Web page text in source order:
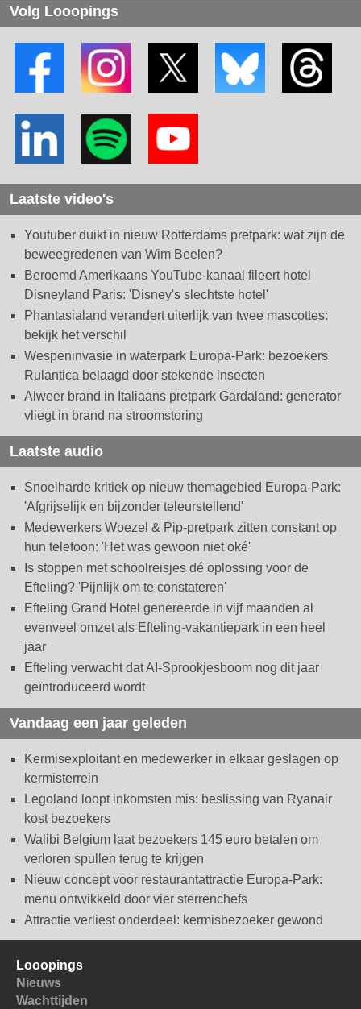
Volg Looopings
Laatste video's
Youtuber duikt in nieuw Rotterdams pretpark: wat zijn de
beweegredenen van Wim Beelen?
Beroemd Amerikaans YouTube-kanaal fileert hotel
Disneyland Paris: 'Disney's slechtste hotel'
Phantasialand verandert uiterlijk van twee mascottes:
bekijk het verschil
Wespeninvasie in waterpark Europa-Park: bezoekers
Rulantica belaagd door stekende insecten
Alweer brand in Italiaans pretpark Gardaland: generator
vliegt in brand na stroomstoring
Laatste audio
Snoeiharde kritiek op nieuw themagebied Europa-Park:
'Afgrijselijk en bijzonder teleurstellend'
Medewerkers Woezel & Pip-pretpark zitten constant op
hun telefoon: 'Het was gewoon niet oké'
Is stoppen met schoolreisjes dé oplossing voor de
Efteling? 'Pijnlijk om te constateren'
Efteling Grand Hotel genereerde in vijf maanden al
evenveel omzet als Efteling-vakantiepark in een heel
jaar
Efteling verwacht dat AI-Sprookjesboom nog dit jaar
geïntroduceerd wordt
Vandaag een jaar geleden
Kermisexploitant en medewerker in elkaar geslagen op
kermisterrein
Legoland loopt inkomsten mis: beslissing van Ryanair
kost bezoekers
Walibi Belgium laat bezoekers 145 euro betalen om
verloren spullen terug te krijgen
Nieuw concept voor restaurantattractie Europa-Park:
menu ontwikkeld door vier sterrenchefs
Attractie verliest onderdeel: kermisbezoeker gewond
Looopings
Nieuws
Wachttijden